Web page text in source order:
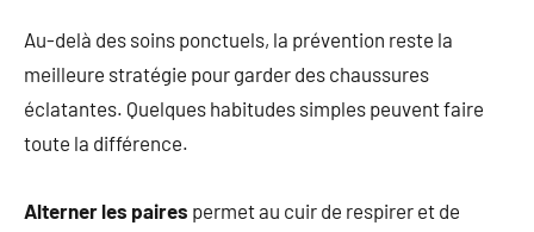
Au-delà des soins ponctuels, la prévention reste la
meilleure stratégie pour garder des chaussures
éclatantes. Quelques habitudes simples peuvent faire
toute la différence.
Alterner les paires permet au cuir de respirer et de